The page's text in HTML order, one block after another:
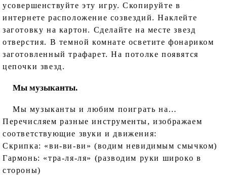
усовершенствуйте эту игру. Скопируйте в
интернете расположение созвездий. Наклейте
заготовку на картон. Сделайте на месте звезд
отверстия. В темной комнате осветите фонариком
заготовленный трафарет. На потолке появятся
цепочки звезд.
Мы музыканты.
Мы музыканты и любим поиграть на…
Перечисляем разные инструменты, изображаем
соответствующие звуки и движения:
Скрипка: «ви-ви-ви» (водим невидимым смычком)
Гармонь: «тра-ля-ля» (разводим руки широко в
стороны)